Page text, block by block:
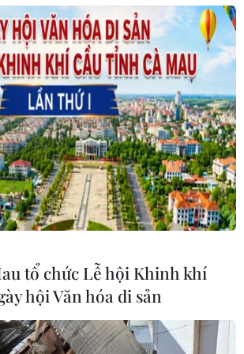
tổ chức Lễ hội Khinh khí
hội Văn hóa di sản